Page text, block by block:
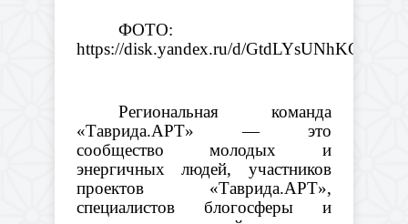
ФОТО:
https://disk.yandex.ru/d/GtdLYsUNhKClMg
Региональная команда
«Таврида.АРТ» — это
сообщество молодых и
энергичных людей, участников
проектов «Таврида.АРТ»,
специалистов блогосферы и